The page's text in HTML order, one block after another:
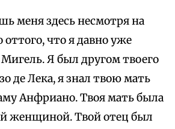
меня здесь несмотря на
что я давно уже
Я был другом твоего
де Лека, я знал твою мать
Анфриано. Твоя мать была
женщиной. Твой отец был